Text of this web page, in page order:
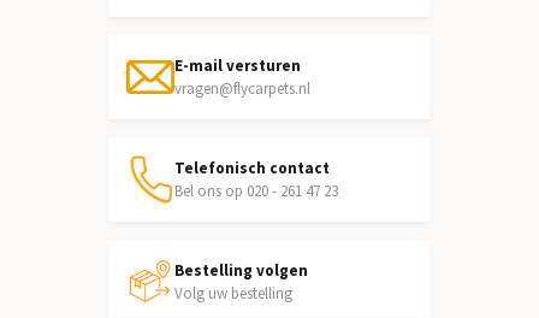
E-mail versturen
vragen@flycarpets.nl
Telefonisch contact
Bel ons op 020 - 261 47 23
Bestelling volgen
Volg uw bestelling